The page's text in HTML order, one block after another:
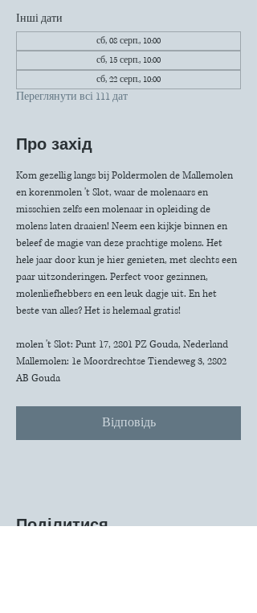
Інші дати
сб, 08 серп., 10:00
сб, 15 серп., 10:00
сб, 22 серп., 10:00
Переглянути всі 111 дат
Про захід
Kom gezellig langs bij Poldermolen de Mallemolen
en korenmolen 't Slot, waar de molenaars en
misschien zelfs een molenaar in opleiding de
molens laten draaien! Neem een kijkje binnen en
beleef de magie van deze prachtige molens. Het
hele jaar door kun je hier genieten, met slechts een
paar uitzonderingen. Perfect voor gezinnen,
molenliefhebbers en een leuk dagje uit. En het
beste van alles? Het is helemaal gratis!
molen 't Slot: Punt 17, 2801 PZ Gouda, Nederland
Mallemolen: 1e Moordrechtse Tiendeweg 3, 2802
AB Gouda
Відповідь
Поділитися